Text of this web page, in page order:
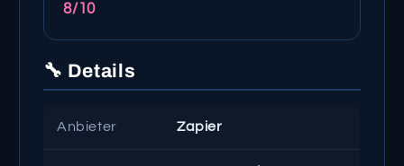
8/10
🔧 Details
Anbieter Zapier